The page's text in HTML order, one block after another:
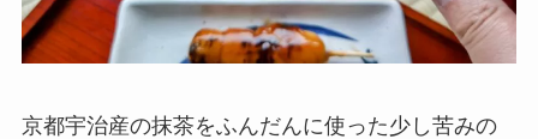
京都宇治産の抹茶をふんだんに使った少し苦みの